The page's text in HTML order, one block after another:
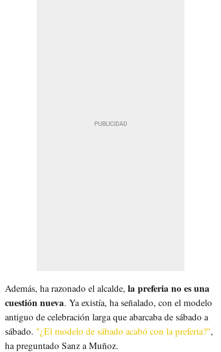
Además, ha razonado el alcalde, la preferia no es una
cuestión nueva. Ya existía, ha señalado, con el modelo
antiguo de celebración larga que abarcaba de sábado a
sábado. "¿El modelo de sábado acabó con la preferia?",
ha preguntado Sanz a Muñoz.